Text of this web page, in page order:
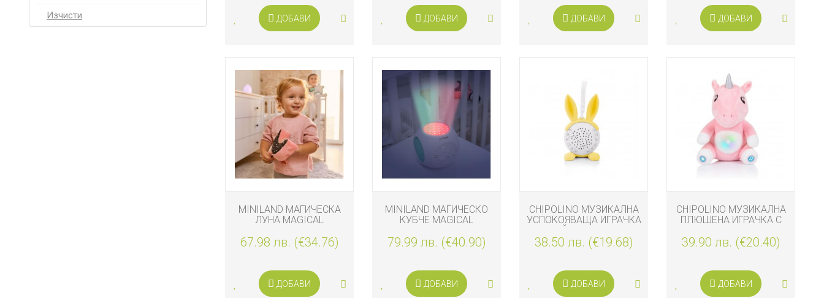
ДОБАВИ ДОБАВИ ДОБАВИ ДОБАВИ
MINILAND МАГИЧЕСКА
ЛУНА MAGICAL
67.98 лв. (€34.76)
ДОБАВИ
MINILAND МАГИЧЕСКO
КУБЧЕ MAGICAL
79.99 лв. (€40.90)
ДОБАВИ
CHIPOLINO МУЗИКАЛНА
УСПОКОЯВАЩА ИГРАЧКА
38.50 лв. (€19.68)
ДОБАВИ
CHIPOLINO МУЗИКАЛНА
ПЛЮШЕНА ИГРАЧКА С
МУЗИКА, ЕДНОРОГ
39.90 лв. (€20.40)
ДОБАВИ